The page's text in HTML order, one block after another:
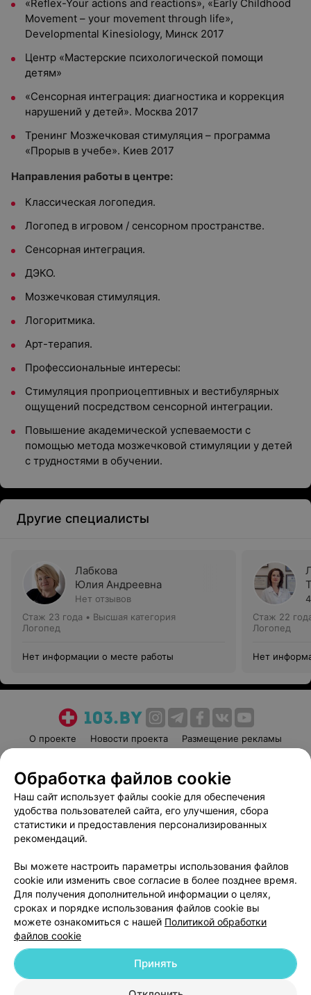
«Reflex-Your actions and reactions», «Early Childhood
Movement – your movement through life»,
Developmental Kinesiology, Минск 2017
Центр «Мастерские психологической помощи
детям»
«Сенсорная интеграция: диагностика и коррекция
нарушений у детей». Москва 2017
Тренинг Мозжечковая стимуляция – программа
«Прорыв в учебе». Киев 2017
Направления работы в центре:
Классическая логопедия.
Логопед в игровом / сенсорном пространстве.
Сенсорная интеграция.
ДЭКО.
Мозжечковая стимуляция.
Логоритмика.
Арт-терапия.
Профессиональные интересы:
Стимуляция проприоцептивных и вестибулярных
ощущений посредством сенсорной интеграции.
Повышение академической успеваемости с
помощью метода мозжечковой стимуляции у детей
с трудностями в обучении.
Другие специалисты
Лабкова
Юлия Андреевна
Нет отзывов
Стаж 23 года • Высшая категория
Логопед
Нет информации о месте работы
Стаж 22
Логопед
Нет
О проекте Новости проекта
Размещение рекламы
Пользовательское соглашение
Способы оплаты
Вакансии
Партнеры
Написать руководителю 103.by
Обработка персональных данных
© 2026 ООО «Артокс Лаб», УНП 191700409
| 220012, Республика Беларусь,
Обработка файлов cookie
Наш сайт использует файлы cookie для обеспечения
удобства пользователей сайта, его улучшения, сбора
статистики и предоставления персонализированных
рекомендаций.
Вы можете настроить параметры использования файлов
cookie или изменить свое согласие в более позднее время.
Для получения дополнительной информации о целях,
сроках и порядке использования файлов cookie вы
можете ознакомиться с нашей Политикой обработки
файлов cookie
Принять